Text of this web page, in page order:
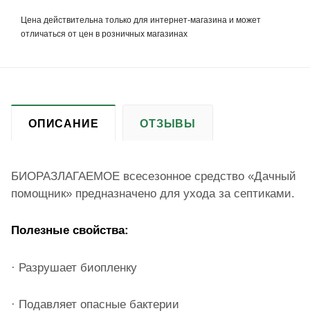
Цена действительна только для интернет-магазина и может
отличаться от цен в розничных магазинах
ОПИСАНИЕ ОТЗЫВЫ
БИОРАЗЛАГАЕМОЕ всесезонное средство «Дачный
помощник» предназначено для ухода за септиками.
Полезные свойства:
· Разрушает биопленку
· Подавляет опасные бактерии